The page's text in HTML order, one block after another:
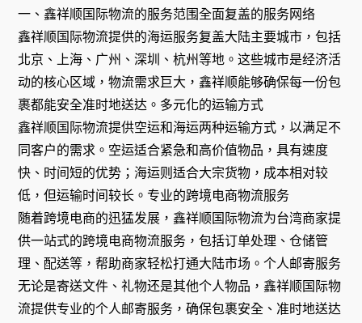
一、鑫祥顺国际物流的服务范围全面复盖的服务网络
鑫祥顺国际物流提供的海运服务复盖大陆主要城市，包括
北京、上海、广州、深圳、杭州等地。这些城市是经济活
动的核心区域，物流需求巨大，鑫祥顺能够确保每一份包
裹都能安全准时地送达。多元化的运输方式
鑫祥顺国际物流提供空运和海运两种运输方式，以满足不
同客户的需求。空运适合紧急和高价值物品，具有速度
快、时间短的优势；海运则适合大宗货物，成本相对较
低，但运输时间较长。专业的跨境电商物流服务
随着跨境电商的迅猛发展，鑫祥顺国际物流为台湾商家提
供一站式的跨境电商物流服务，包括订单处理、仓储管
理、配送等，帮助商家轻松打通大陆市场。个人邮寄服务
无论是寄送文件、礼物还是其他个人物品，鑫祥顺国际物
流提供专业的个人邮寄服务，确保包裹安全、准时地送达